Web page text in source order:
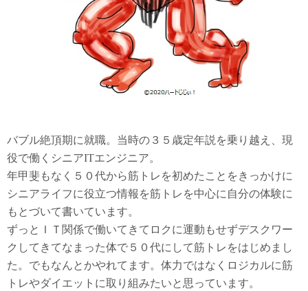
バブル絶頂期に就職。当時の３５歳定年説を乗り越え、現
役で働くシニアITエンジニア。
年甲斐もなく５０代から筋トレを初めたことをきっかけに
シニアライフに役立つ情報を筋トレを中心に自分の体験に
もとづいて書いています。
ずっとＩＴ関係で働いてきてロクに運動もせずデスクワー
クしてきてなまった体で５０代にして筋トレをはじめまし
た。でもなんとかやれてます。体力ではなくロジカルに筋
トレやダイエットに取り組みたいと思っています。